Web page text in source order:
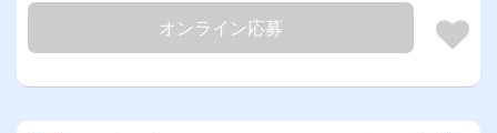
オンライン応募